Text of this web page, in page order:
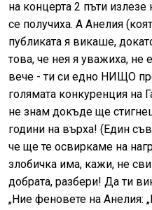
на концерта 2 пъти
се получиха. А Анелия
публиката я викаше,
това, че нея я уважиха, не
вече - ти си едно НИЩО
голямата конкуренция на
не знам докъде ще
години на върха! (Един
че ще те освиркаме на
злобичка има, кажи, не
добрата, разбери! Да ти
„Ние феновете на